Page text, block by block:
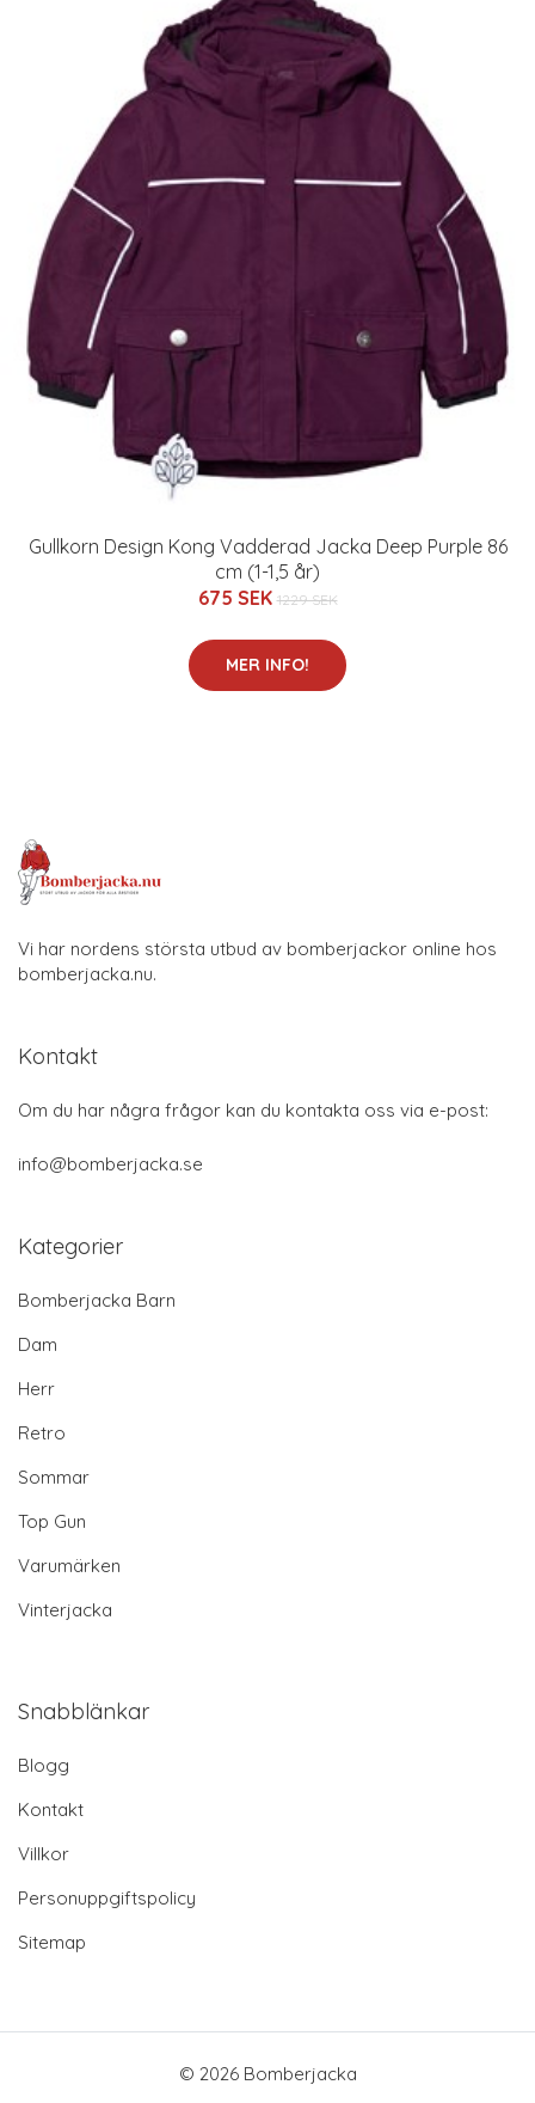
Gullkorn Design Kong Vadderad Jacka Deep Purple 86
cm (1-1,5 år)
675 SEK 1229 SEK
MER INFO!
Vi har nordens största utbud av bomberjackor online hos
bomberjacka.nu.
Kontakt
Om du har några frågor kan du kontakta oss via e-post:
info@bomberjacka.se
Kategorier
Bomberjacka Barn
Dam
Herr
Retro
Sommar
Top Gun
Varumärken
Vinterjacka
Snabblänkar
Blogg
Kontakt
Villkor
Personuppgiftspolicy
Sitemap
© 2026 Bomberjacka